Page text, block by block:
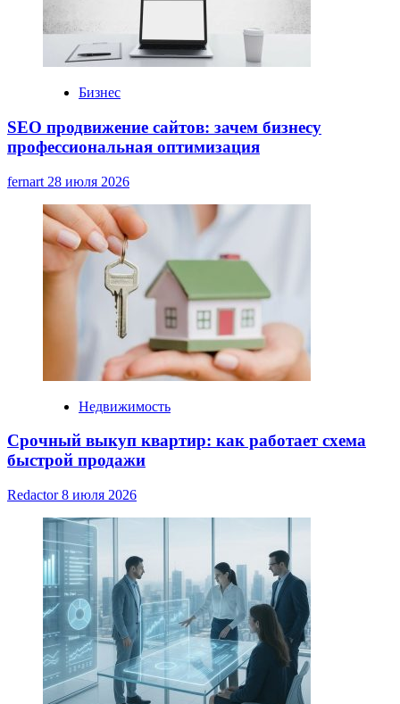
Бизнес
SEO продвижение сайтов: зачем бизнесу
профессиональная оптимизация
fernart 28 июля 2026
Недвижимость
Срочный выкуп квартир: как работает схема
быстрой продажи
Redactor8 июля 2026